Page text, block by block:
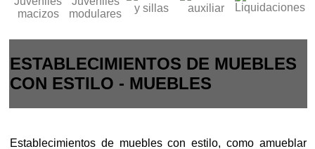
ESTABLECIMIENTOS DE MUEBLES
CON ESTILO - MUEBLES
Establecimientos de muebles con estilo, como amueblar